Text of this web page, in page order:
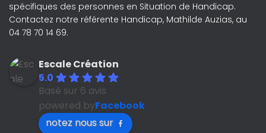
spécifiques des personnes en Situation de Handicap.
Contactez notre référente Handicap, Mathilde Auzias, au
04 78 70 14 69.
Escale Création
5.0
Basé sur 6 avis
powered byFacebook
notez nous sur